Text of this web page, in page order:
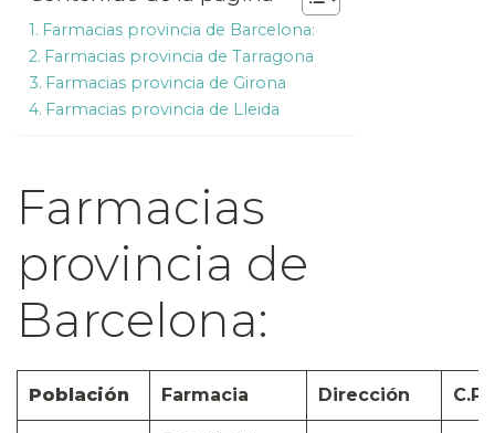
Farmacias provincia de Barcelona:
Farmacias provincia de Tarragona
Farmacias provincia de Girona
Farmacias provincia de Lleida
Farmacias
provincia de
Barcelona:
Población Farmacia Dirección C.P.